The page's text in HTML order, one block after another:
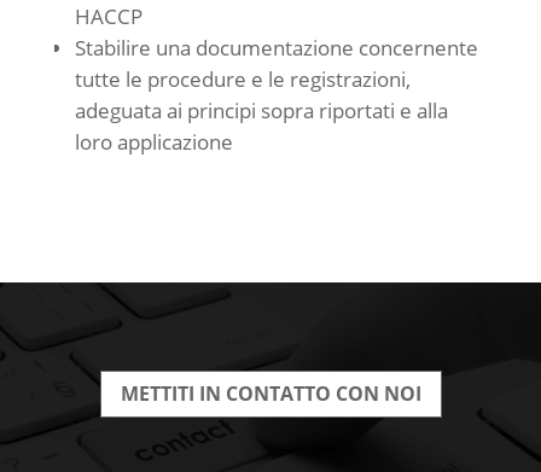
HACCP
Stabilire una documentazione concernente
tutte le procedure e le registrazioni,
adeguata ai principi sopra riportati e alla
loro applicazione
METTITI IN CONTATTO CON NOI